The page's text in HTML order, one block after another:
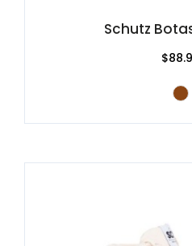
Schutz